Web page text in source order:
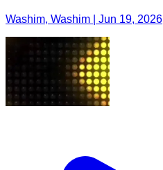
Washim, Washim | Jun 19, 2026